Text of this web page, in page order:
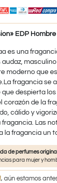
EDP Hombre
es una
audaz,
moderno que
fragancia se
despierta
corazón de la
cálido y
Las
la fragancia un
de perfumes
para mujer y
, aún estamos